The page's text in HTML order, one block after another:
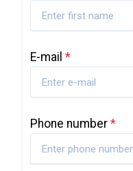
E-mail *
Phone number *